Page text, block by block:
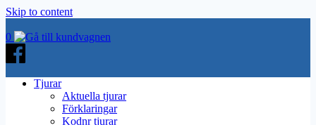
Skip to content
0
Tjurar
Aktuella tjurar
Förklaringar
Kodnr tjurar